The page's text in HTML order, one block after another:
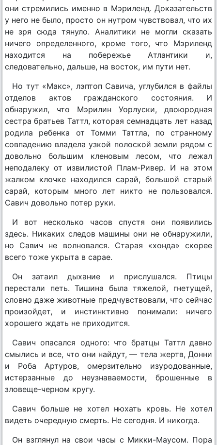
они стремились именно в Мэриленд. Доказательств
у него не было, просто он нутром чувствовал, что их
не зря сюда тянуло. Аналитики не могли сказать
ничего определенного, кроме того, что Мэриленд
находится на побережье Атлантики и,
следовательно, дальше, на восток, им пути нет.
Но тут «Макс», лэптоп Савича, углубился в файлы
отделов актов гражданского состояния. И
обнаружил, что Мэрилин Уорлуски, двоюродная
сестра братьев Таттл, которая семнадцать лет назад
родила ребенка от Томми Таттла, по странному
совпадению владела узкой полоской земли рядом с
довольно большим кленовым лесом, что лежал
неподалеку от извилистой Плам-Ривер. И на этом
жалком клочке находился сарай, большой старый
сарай, которым много лет никто не пользовался.
Савич довольно потер руки.
И вот несколько часов спустя они появились
здесь. Никаких следов машины они не обнаружили,
но Савич не волновался. Старая «хонда» скорее
всего тоже укрыта в сарае.
Он затаил дыхание и прислушался. Птицы
перестали петь. Тишина была тяжелой, гнетущей,
словно даже животные предчувствовали, что сейчас
произойдет, и инстинктивно понимали: ничего
хорошего ждать не приходится.
Савич опасался одного: что братцы Таттл давно
смылись и все, что они найдут, — тела жертв, Донни
и Роба Артуров, омерзительно изуродованные,
истерзанные до неузнаваемости, брошенные в
зловеще-черном кругу.
Савич больше не хотел нюхать кровь. Не хотел
видеть очередную смерть. Не сегодня. И никогда.
Он взглянул на свои часы с Микки-Маусом. Пора